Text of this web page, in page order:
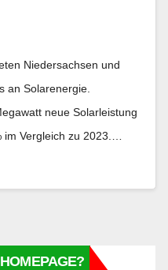
Niedersachsen und
an Solarenergie.
neue Solarleistung
Vergleich zu 2023.…